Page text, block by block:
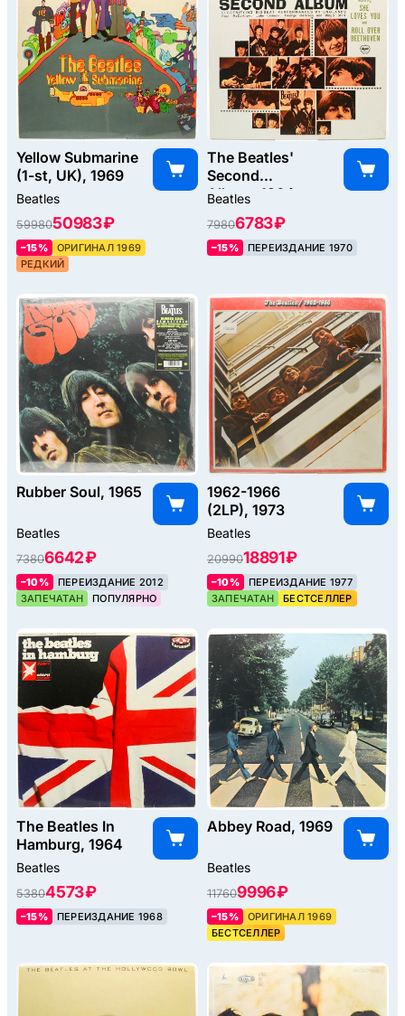
Yellow Submarine
(1-st, UK), 1969
Beatles
5998050983 ₽
–15%
ОРИГИНАЛ 1969
РЕДКИЙ
The Beatles'
Second
Album, 1964
Beatles
79806783 ₽
–15% ПЕРЕИЗДАНИЕ 1970
Rubber Soul, 1965
Beatles
73806642 ₽
–10%
ПЕРЕИЗДАНИЕ 2012
ЗАПЕЧАТАН
ПОПУЛЯРНО
1962-1966
(2LP), 1973
Beatles
2099018891 ₽
–10%
ПЕРЕИЗДАНИЕ 1977
ЗАПЕЧАТАН
БЕСТСЕЛЛЕР
The Beatles In
Hamburg, 1964
Beatles
53804573 ₽
–15% ПЕРЕИЗДАНИЕ 1968
Abbey Road, 1969
Beatles
117609996 ₽
–15%
ОРИГИНАЛ 1969
БЕСТСЕЛЛЕР